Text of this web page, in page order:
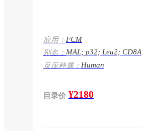
应用： FCM
别名： MAL; p32; Leu2; CD8A
反应种属： Human
目录价 ¥2180